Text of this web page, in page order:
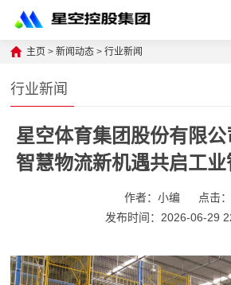
星
空
体
育
科
限
公
主页 >新闻动态 >行业新闻
行业新闻
星空体育集团股份有限
智慧物流新机遇共启工业
作者：小编
点击：
发布时间：2026-06-29